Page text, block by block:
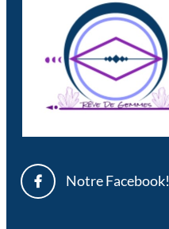
Notre Facebook!